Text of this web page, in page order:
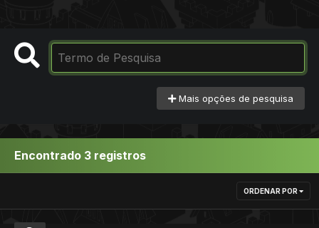
Mais opções de pesquisa
Encontrado 3 registros
ORDENAR POR